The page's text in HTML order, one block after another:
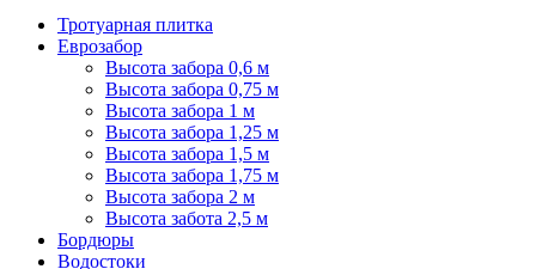
Тротуарная плитка
Еврозабор
Высота забора 0,6 м
Высота забора 0,75 м
Высота забора 1 м
Высота забора 1,25 м
Высота забора 1,5 м
Высота забора 1,75 м
Высота забора 2 м
Высота забота 2,5 м
Бордюры
Водостоки